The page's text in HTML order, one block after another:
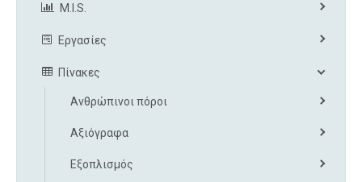
M.I.S.
Εργασίες
Πίνακες
Ανθρώπινοι πόροι
Αξιόγραφα
Εξοπλισμός